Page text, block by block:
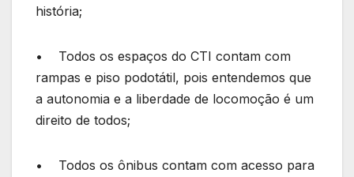
história;
• Todos os espaços do CTI contam com
rampas e piso podotátil, pois entendemos que
a autonomia e a liberdade de locomoção é um
direito de todos;
• Todos os ônibus contam com acesso para